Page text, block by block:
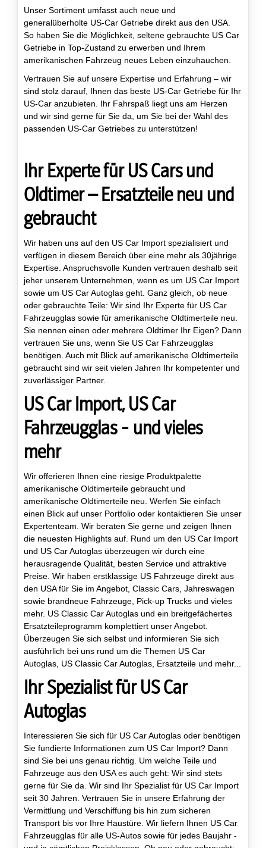
Unser Sortiment umfasst auch neue und
generalüberholte US-Car Getriebe direkt aus den USA.
So haben Sie die Möglichkeit, seltene gebrauchte US Car
Getriebe in Top-Zustand zu erwerben und Ihrem
amerikanischen Fahrzeug neues Leben einzuhauchen.
Vertrauen Sie auf unsere Expertise und Erfahrung – wir
sind stolz darauf, Ihnen das beste US-Car Getriebe für Ihr
US-Car anzubieten. Ihr Fahrspaß liegt uns am Herzen
und wir sind gerne für Sie da, um Sie bei der Wahl des
passenden US-Car Getriebes zu unterstützen!
Ihr Experte für US Cars und
Oldtimer – Ersatzteile neu und
gebraucht
Wir haben uns auf den US Car Import spezialisiert und
verfügen in diesem Bereich über eine mehr als 30jährige
Expertise. Anspruchsvolle Kunden vertrauen deshalb seit
jeher unserem Unternehmen, wenn es um US Car Import
sowie um US Car Autoglas geht. Ganz gleich, ob neue
oder gebrauchte Teile: Wir sind Ihr Experte für US Car
Fahrzeugglas sowie für amerikanische Oldtimerteile neu.
Sie nennen einen oder mehrere Oldtimer Ihr Eigen? Dann
vertrauen Sie uns, wenn Sie US Car Fahrzeugglas
benötigen. Auch mit Blick auf amerikanische Oldtimerteile
gebraucht sind wir seit vielen Jahren Ihr kompetenter und
zuverlässiger Partner.
US Car Import, US Car
Fahrzeugglas - und vieles
mehr
Wir offerieren Ihnen eine riesige Produktpalette
amerikanische Oldtimerteile gebraucht und
amerikanische Oldtimerteile neu. Werfen Sie einfach
einen Blick auf unser Portfolio oder kontaktieren Sie unser
Expertenteam. Wir beraten Sie gerne und zeigen Ihnen
die neuesten Highlights auf. Rund um den US Car Import
und US Car Autoglas überzeugen wir durch eine
herausragende Qualität, besten Service und attraktive
Preise. Wir haben erstklassige US Fahrzeuge direkt aus
den USA für Sie im Angebot, Classic Cars, Jahreswagen
sowie brandneue Fahrzeuge, Pick-up Trucks und vieles
mehr. US Classic Car Autoglas und ein breitgefächertes
Ersatzteileprogramm komplettiert unser Angebot.
Überzeugen Sie sich selbst und informieren Sie sich
ausführlich bei uns rund um die Themen US Car
Autoglas, US Classic Car Autoglas, Ersatzteile und mehr...
Ihr Spezialist für US Car
Autoglas
Interessieren Sie sich für US Car Autoglas oder benötigen
Sie fundierte Informationen zum US Car Import? Dann
sind Sie bei uns genau richtig. Um welche Teile und
Fahrzeuge aus den USA es auch geht: Wir sind stets
gerne für Sie da. Wir sind Ihr Spezialist für US Car Import
seit 30 Jahren. Vertrauen Sie in unsere Erfahrung der
Vermittlung und Verschiffung bis hin zum sicheren
Transport bis vor Ihre Haustüre. Wir liefern Ihnen US Car
Fahrzeugglas für alle US-Autos sowie für jedes Baujahr -